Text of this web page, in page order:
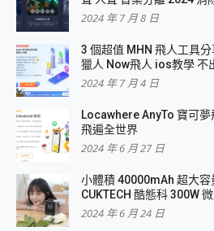
2024 年 7 月 8 日
3 個超值 MHN 飛人工具
獵人 Now飛人 ios教學 不
2024 年 7 月 4 日
Locawhere AnyTo 寶可
飛遍全世界
2024 年 6 月 27 日
小體積 40000mAh 超大
CUKTECH 酷態科 300W
2024 年 6 月 24 日